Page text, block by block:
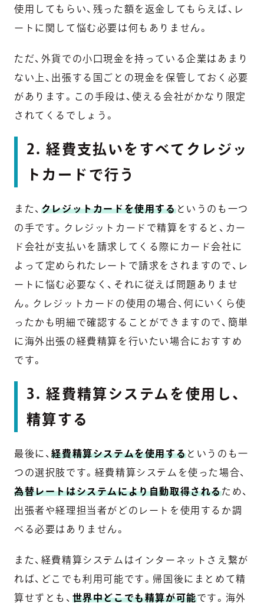
使用してもらい、残った額を返金してもらえば、レ
ートに関して悩む必要は何もありません。
ただ、外貨での小口現金を持っている企業はあまり
ない上、出張する国ごとの現金を保管しておく必要
があります。この手段は、使える会社がかなり限定
されてくるでしょう。
2. 経費支払いをすべてクレジッ
トカードで行う
また、 クレジットカードを使用するというのも一つ
の手です。クレジットカードで精算をすると、カー
ド会社が支払いを請求してくる際にカード会社に
よって定められたレートで請求をされますので、レ
ートに悩む必要なく、それに従えば問題ありませ
ん。クレジットカードの使用の場合、何にいくら使
ったかも明細で確認することができますので、簡単
に海外出張の経費精算を行いたい場合におすすめ
です。
3. 経費精算システムを使用し、
精算する
最後に、経費精算システムを使用するというのも一
つの選択肢です。経費精算システムを使った場合、
為替レートはシステムにより自動取得されるため、
出張者や経理担当者がどのレートを使用するか調
べる必要はありません。
また、経費精算システムはインターネットさえ繋が
れば、どこでも利用可能です。帰国後にまとめて精
算せずとも、 世界中どこでも精算が可能です。海外